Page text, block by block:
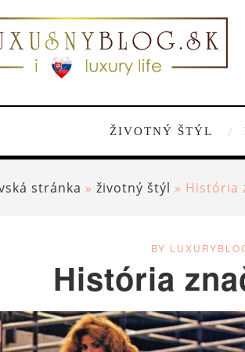
ŽIVOTNÝ ŠTÝL
stránka » životný štýl » História
BY
História